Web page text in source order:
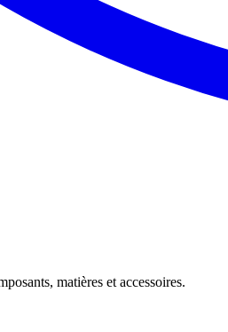
matières et accessoires.